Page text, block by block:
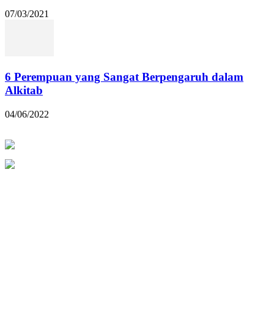
07/03/2021
6 Perempuan yang Sangat Berpengaruh dalam
Alkitab
04/06/2022